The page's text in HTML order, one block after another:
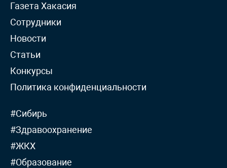
Газета Хакасия
Сотрудники
Новости
Статьи
Конкурсы
Политика конфиденциальности
#Сибирь
#Здравоохранение
#ЖКХ
#Образование